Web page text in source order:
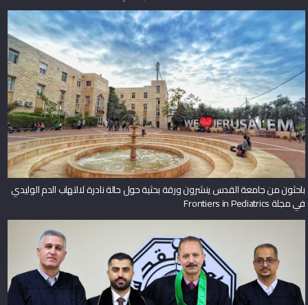
باحثون من جامعة القدس ينشرون ورقة بحثية حول حالة نادرة لالتهاب الدم الوليدي
في مجلة Frontiers in Pediatrics